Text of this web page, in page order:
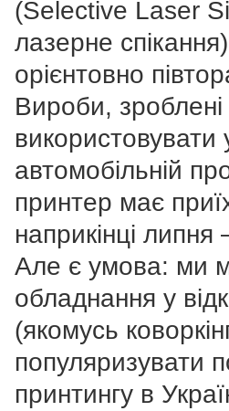
(Selective Laser
лазерне
орієнтовно
Вироби,
використовувати
автомобільній
принтер має
наприкінці
Але є умова: ми
обладнання у
(якомусь
популяризувати
принтингу в